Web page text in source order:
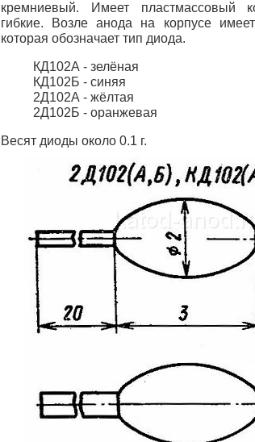
кремниевый. Имеет пластмассовый
гибкие. Возле анода на корпусе
которая обозначает тип диода.
КД102А - зелёная
КД102Б - синяя
2Д102А - жёлтая
2Д102Б - оранжевая
Весят диоды около 0.1 г.